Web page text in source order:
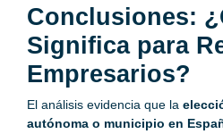
Conclusiones:
Significa para
Empresarios?
El análisis evidencia que la
autónoma o municipio en